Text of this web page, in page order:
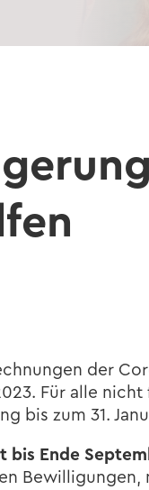
der
Für alle
bis zum 31.
bis Ende